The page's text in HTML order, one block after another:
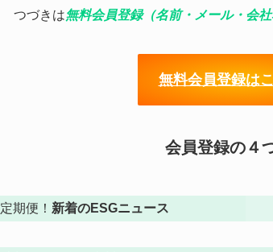
つづきは無料会員登録（名前・メール・会社
無料会員登録は
会員登録の４
定期便！ 新着のESGニュース